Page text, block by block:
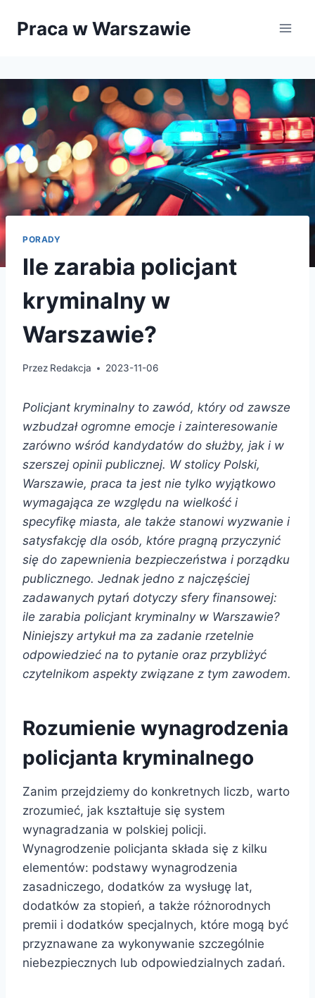
Praca w Warszawie
PORADY
Ile zarabia policjant
kryminalny w
Warszawie?
Przez Redakcja 2023-11-06
Policjant kryminalny to zawód, który od zawsze
wzbudzał ogromne emocje i zainteresowanie
zarówno wśród kandydatów do służby, jak i w
szerszej opinii publicznej. W stolicy Polski,
Warszawie, praca ta jest nie tylko wyjątkowo
wymagająca ze względu na wielkość i
specyfikę miasta, ale także stanowi wyzwanie i
satysfakcję dla osób, które pragną przyczynić
się do zapewnienia bezpieczeństwa i porządku
publicznego. Jednak jedno z najczęściej
zadawanych pytań dotyczy sfery finansowej:
ile zarabia policjant kryminalny w Warszawie?
Niniejszy artykuł ma za zadanie rzetelnie
odpowiedzieć na to pytanie oraz przybliżyć
czytelnikom aspekty związane z tym zawodem.
Rozumienie wynagrodzenia
policjanta kryminalnego
Zanim przejdziemy do konkretnych liczb, warto
zrozumieć, jak kształtuje się system
wynagradzania w polskiej policji.
Wynagrodzenie policjanta składa się z kilku
elementów: podstawy wynagrodzenia
zasadniczego, dodatków za wysługę lat,
dodatków za stopień, a także różnorodnych
premii i dodatków specjalnych, które mogą być
przyznawane za wykonywanie szczególnie
niebezpiecznych lub odpowiedzialnych zadań.